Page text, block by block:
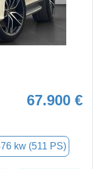
67.900 €
kw (511 PS)